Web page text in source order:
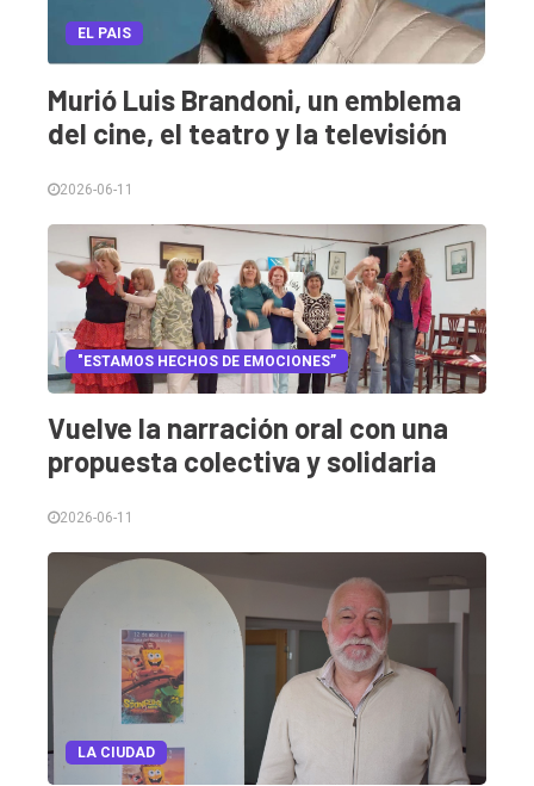
EL PAIS
Murió Luis Brandoni, un emblema
del cine, el teatro y la televisión
2026-06-11
"ESTAMOS HECHOS DE EMOCIONES”
Vuelve la narración oral con una
propuesta colectiva y solidaria
2026-06-11
LA CIUDAD